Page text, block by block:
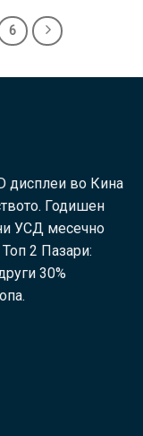
6
дисплеи во Кина
Годишен
УСД месечно
2 Пазари:
30%